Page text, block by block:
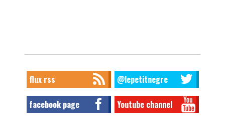
flux rss @lepetitnegre
facebook page Youtube channel